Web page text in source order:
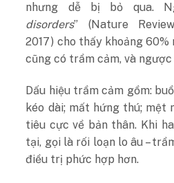
nhưng dễ bị bỏ qua.
disorders” (Nature
2017) cho thấy khoảng
cũng có trầm cảm, và ngược
Dấu hiệu trầm cảm gồm:
kéo dài; mất hứng thú; mệt
tiêu cực về bản thân. Khi
tại, gọi là rối loạn lo âu –
điều trị phức hợp hơn.